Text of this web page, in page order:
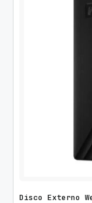
Disco Externo